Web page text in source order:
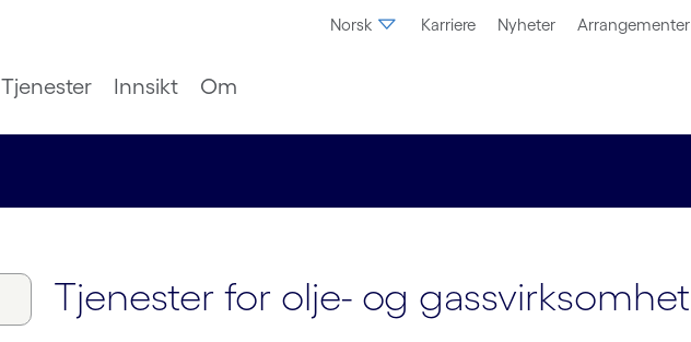
Norsk Karriere Nyheter Arrangementer
Tjenester Innsikt Om
Tjenester for olje- og gassvirksomhet